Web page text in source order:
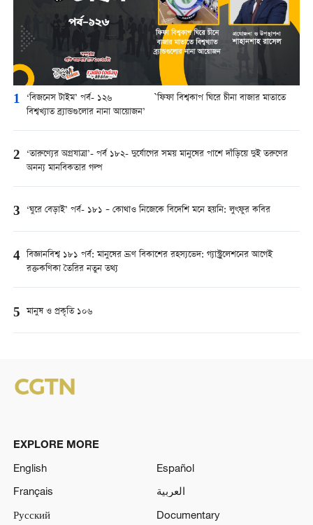
1 ‘বিজনেস টাইম’ পর্ব- ১২৬ `ফিফা বিশ্বকাপ ঘিরে চীনা বাজার মাতাতে
বিশ্বখ্যাত ব্র্যান্ডগুলোর নানা আয়োজন’
2 ‘তারুণ্যের অগ্রযাত্রা’- পর্ব ১৮২- দুর্যোগের সময় মানুষের পাশে দাঁড়িয়ে দুই তরুণের
অনন্য মানবিকতার গল্প
3 ‘ঘুরে বেড়াই’ পর্ব- ১৮১ – কোথাও নিজেকে বিদেশি মনে হয়নি: লুৎফুর কবির
4 বিজ্ঞানবিশ্ব ১৮১ পর্ব: মানুষের ভ্রূণ বিকাশের রহস্যভেদ: গ্যাস্ট্রুলেশনের আগেই
রক্তকণিকা তৈরির নতুন তথ্য
5 মানুষ ও প্রকৃতি ১০৬
EXPLORE MORE
English
Español
Français
العربية
Русский
Documentary